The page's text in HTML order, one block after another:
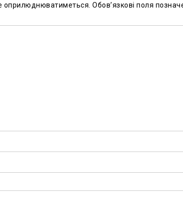
оприлюднюватиметься. Обов’язкові поля